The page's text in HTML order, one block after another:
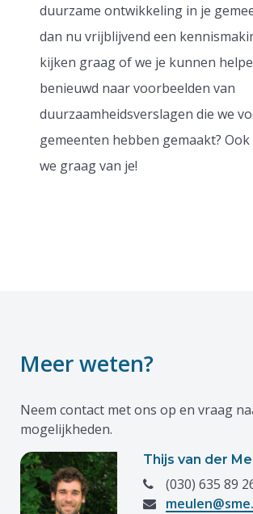
duurzame ontwikkeling in je
dan nu vrijblijvend een
kijken graag of we je kunnen
benieuwd naar voorbeelden van
duurzaamheidsverslagen die we
gemeenten hebben gemaakt?
we graag van je!
Meer weten?
Neem contact met ons op en vraag
mogelijkheden.
Thijs van der
(030) 635 89